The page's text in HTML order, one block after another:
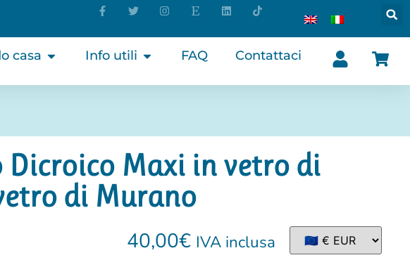
casa Info utili FAQ Contattaci
Dicroico Maxi in vetro di
di Murano
40,00€ IVA inclusa